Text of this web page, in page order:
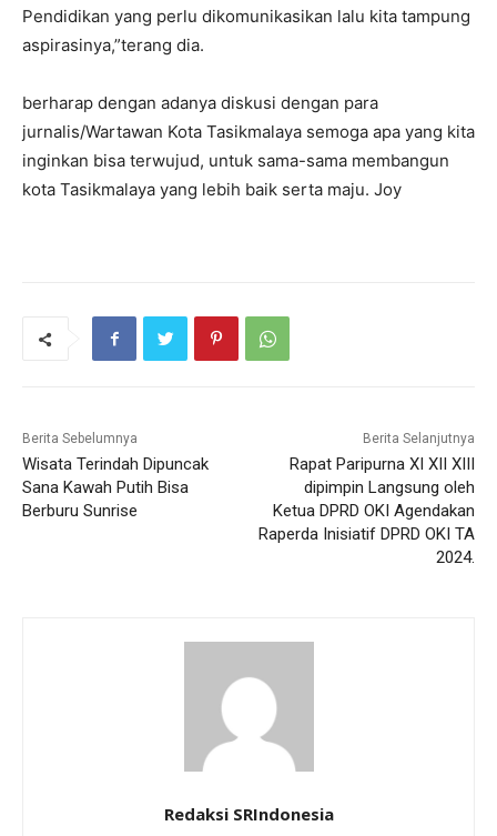
Pendidikan yang perlu dikomunikasikan lalu kita tampung
aspirasinya,”terang dia.
berharap dengan adanya diskusi dengan para
jurnalis/Wartawan Kota Tasikmalaya semoga apa yang kita
inginkan bisa terwujud, untuk sama-sama membangun
kota Tasikmalaya yang lebih baik serta maju. Joy
Berita Sebelumnya
Wisata Terindah Dipuncak
Sana Kawah Putih Bisa
Berburu Sunrise
Berita Selanjutnya
Rapat Paripurna XI XII XIII
dipimpin Langsung oleh
Ketua DPRD OKI Agendakan
Raperda Inisiatif DPRD OKI TA
2024.
Redaksi SRIndonesia